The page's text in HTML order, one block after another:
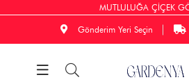
MUTLULUĞA ÇİÇEK
Gönderim Yeri Seçin